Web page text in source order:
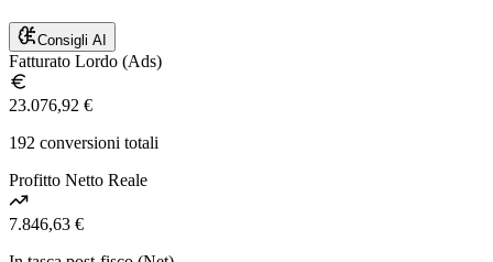
Consigli AI
Fatturato Lordo (Ads)
23.076,92 €
192 conversioni totali
Profitto Netto Reale
7.846,63 €